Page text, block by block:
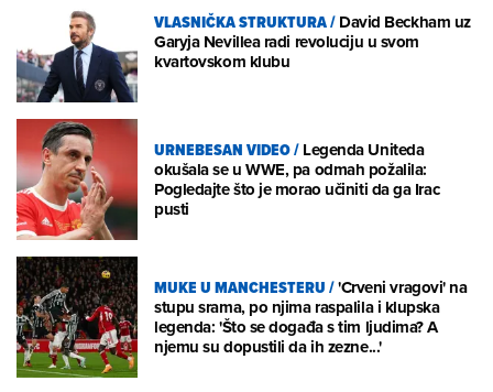
VLASNIČKA STRUKTURA/David Beckham uz
Garyja Nevillea radi revoluciju u svom
kvartovskom klubu
URNEBESAN VIDEO/Legenda Uniteda
okušala se u WWE, pa odmah požalila:
Pogledajte što je morao učiniti da ga Irac
pusti
MUKE U MANCHESTERU/'Crveni vragovi' na
stupu srama, po njima raspalila i klupska
legenda: 'Što se događa s tim ljudima? A
njemu su dopustili da ih zezne...'